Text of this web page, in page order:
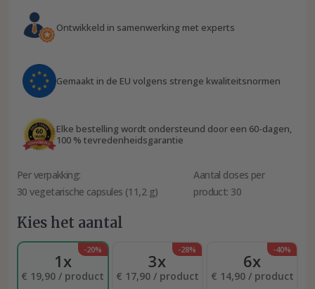
Ontwikkeld in samenwerking met experts
Gemaakt in de EU volgens strenge kwaliteitsnormen
Elke bestelling wordt ondersteund door een 60-dagen,
100 % tevredenheidsgarantie
Per verpakking:
30 vegetarische capsules (11,2 g)
Aantal doses per
product: 30
Kies het aantal
-20%
1x
€ 19,90 / product
-28%
3x
€ 17,90 / product
-40%
6x
€ 14,90 / product